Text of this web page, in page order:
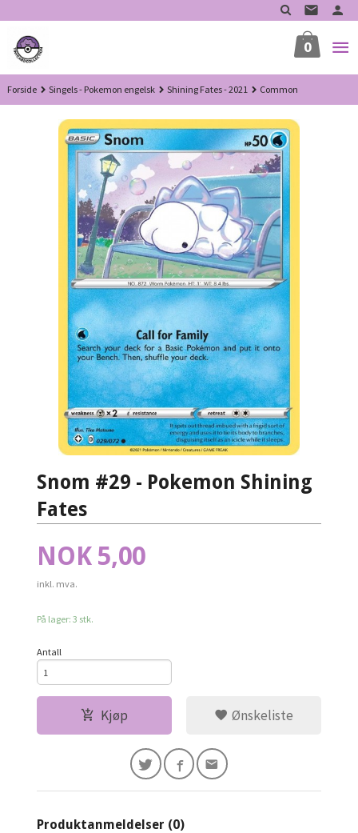
til
innholdet
0
Forside Singels - Pokemon engelsk Shining Fates - 2021 Common
Snom #29 - Pokemon Shining
Fates
Pris
NOK 5,00
inkl. mva.
På lager: 3 stk.
Antall
Kjøp Ønskeliste
Produktanmeldelser (0)